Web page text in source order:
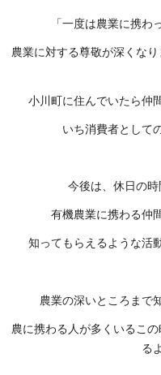
「一度は農業に携わ
農業に対する尊敬が深くな
小川町に住んでいたら仲
いち消費者として
今後は、休日の
有機農業に携わる仲
知ってもらえるような活
農業の深いところまで
農に携わる人が多くいるこ
る